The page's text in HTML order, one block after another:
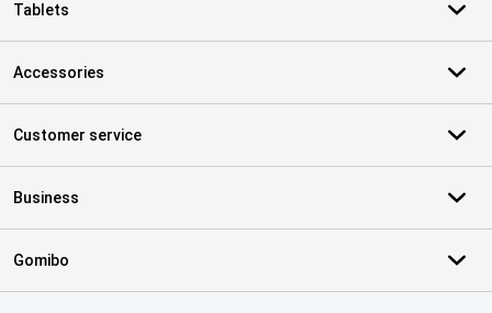
Tablets
Accessories
Customer service
Business
Gomibo